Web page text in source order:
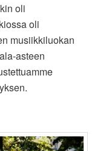
oli
oli
musiikkiluokan
asteen